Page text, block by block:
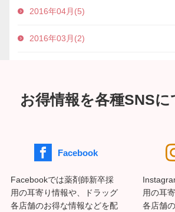
2016年04月(5)
2016年03月(2)
お得情報を各種SNSに
Facebook
Facebookでは薬剤師新卒採
用の耳寄り情報や、ドラッグ
各店舗のお得な情報などを配
用の耳
各店舗